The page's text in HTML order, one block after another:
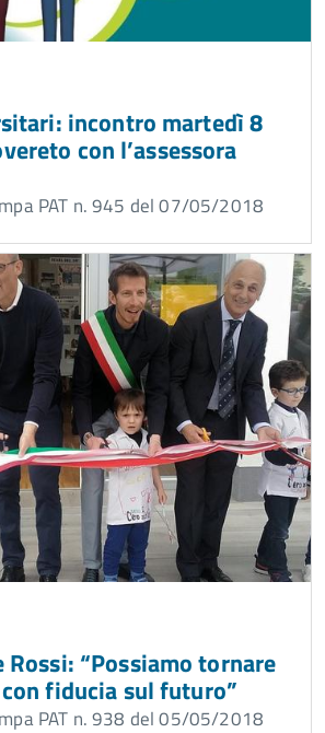
incontro martedì 8
con l’assessora
PAT n. 945 del 07/05/2018
“Possiamo tornare
fiducia sul futuro”
PAT n. 938 del 05/05/2018